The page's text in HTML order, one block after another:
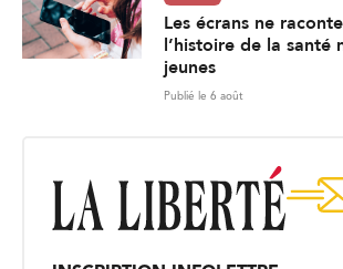
Les écrans ne
l’histoire de la santé
jeunes
Publié le 6 août